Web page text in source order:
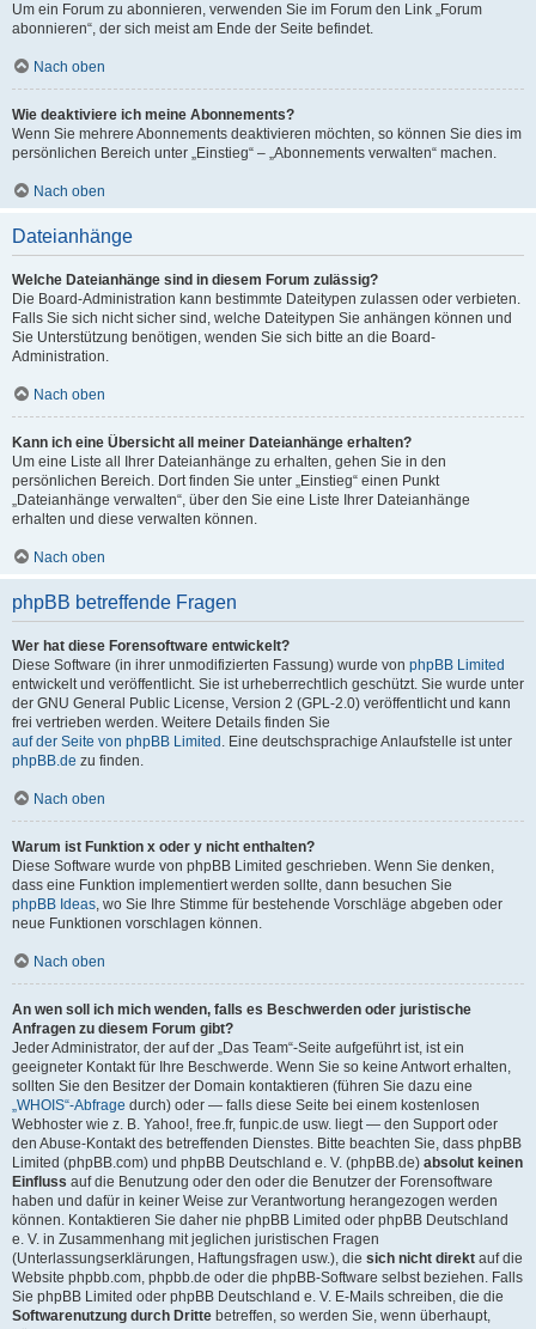
Um ein Forum zu abonnieren, verwenden Sie im Forum den Link „Forum
abonnieren“, der sich meist am Ende der Seite befindet.
Nach oben
Wie deaktiviere ich meine Abonnements?
Wenn Sie mehrere Abonnements deaktivieren möchten, so können Sie dies im
persönlichen Bereich unter „Einstieg“ – „Abonnements verwalten“ machen.
Nach oben
Dateianhänge
Welche Dateianhänge sind in diesem Forum zulässig?
Die Board-Administration kann bestimmte Dateitypen zulassen oder verbieten.
Falls Sie sich nicht sicher sind, welche Dateitypen Sie anhängen können und
Sie Unterstützung benötigen, wenden Sie sich bitte an die Board-
Administration.
Nach oben
Kann ich eine Übersicht all meiner Dateianhänge erhalten?
Um eine Liste all Ihrer Dateianhänge zu erhalten, gehen Sie in den
persönlichen Bereich. Dort finden Sie unter „Einstieg“ einen Punkt
„Dateianhänge verwalten“, über den Sie eine Liste Ihrer Dateianhänge
erhalten und diese verwalten können.
Nach oben
phpBB betreffende Fragen
Wer hat diese Forensoftware entwickelt?
Diese Software (in ihrer unmodifizierten Fassung) wurde von phpBB Limited
entwickelt und veröffentlicht. Sie ist urheberrechtlich geschützt. Sie wurde unter
der GNU General Public License, Version 2 (GPL-2.0) veröffentlicht und kann
frei vertrieben werden. Weitere Details finden Sie
auf der Seite von phpBB Limited . Eine deutschsprachige Anlaufstelle ist unter
phpBB.de zu finden.
Nach oben
Warum ist Funktion x oder y nicht enthalten?
Diese Software wurde von phpBB Limited geschrieben. Wenn Sie denken,
dass eine Funktion implementiert werden sollte, dann besuchen Sie
phpBB Ideas, wo Sie Ihre Stimme für bestehende Vorschläge abgeben oder
neue Funktionen vorschlagen können.
Nach oben
An wen soll ich mich wenden, falls es Beschwerden oder juristische
Anfragen zu diesem Forum gibt?
Jeder Administrator, der auf der „Das Team“-Seite aufgeführt ist, ist ein
geeigneter Kontakt für Ihre Beschwerde. Wenn Sie so keine Antwort erhalten,
sollten Sie den Besitzer der Domain kontaktieren (führen Sie dazu eine
„WHOIS“-Abfrage durch) oder — falls diese Seite bei einem kostenlosen
Webhoster wie z. B. Yahoo!, free.fr, funpic.de usw. liegt — den Support oder
den Abuse-Kontakt des betreffenden Dienstes. Bitte beachten Sie, dass phpBB
Limited (phpBB.com) und phpBB Deutschland e. V. (phpBB.de) absolut keinen
Einfluss auf die Benutzung oder den oder die Benutzer der Forensoftware
haben und dafür in keiner Weise zur Verantwortung herangezogen werden
können. Kontaktieren Sie daher nie phpBB Limited oder phpBB Deutschland
e. V. in Zusammenhang mit jeglichen juristischen Fragen
(Unterlassungserklärungen, Haftungsfragen usw.), die sich nicht direkt auf die
Website phpbb.com, phpbb.de oder die phpBB-Software selbst beziehen. Falls
Sie phpBB Limited oder phpBB Deutschland e. V. E-Mails schreiben, die die
Softwarenutzung durch Dritte betreffen, so werden Sie, wenn überhaupt,